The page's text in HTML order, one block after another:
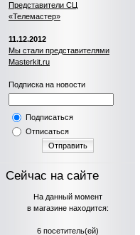
Представители СЦ
«Телемастер»
11.12.2012
Мы стали представителями
Masterkit.ru
Подписка на новости
Подписаться
Отписаться
Отправить
Сейчас на сайте
На данный момент
в магазине находится:
6 посетитель(ей)